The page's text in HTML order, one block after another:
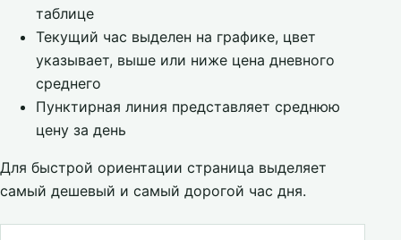
таблице
Текущий час выделен на графике, цвет
указывает, выше или ниже цена дневного
среднего
Пунктирная линия представляет среднюю
цену за день
Для быстрой ориентации страница выделяет
самый дешевый и самый дорогой час дня.